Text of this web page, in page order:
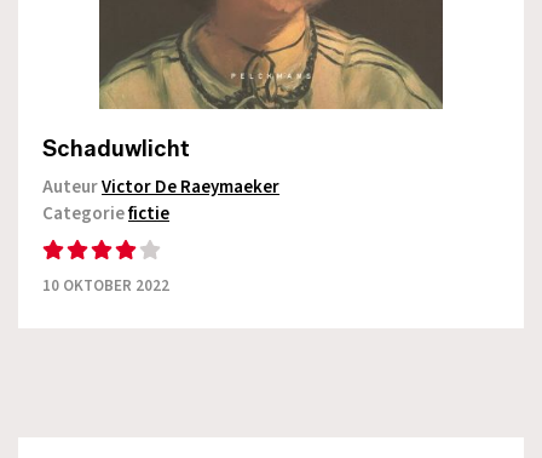
Schaduwlicht
AuteurVictor De Raeymaeker
Categoriefictie
10 OKTOBER 2022